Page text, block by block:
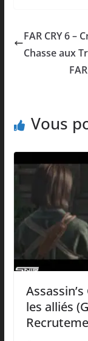
FAR CRY 6 –
Chasse aux
Vous
les alliés